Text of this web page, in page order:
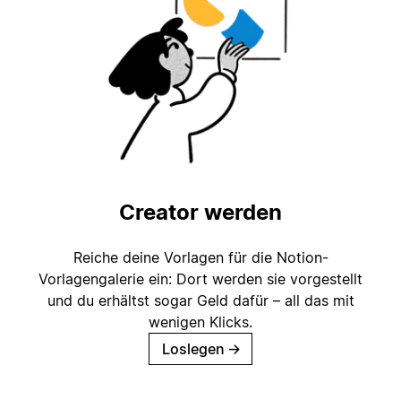
Creator werden
Reiche deine Vorlagen für die Notion-
Vorlagengalerie ein: Dort werden sie vorgestellt
und du erhältst sogar Geld dafür – all das mit
wenigen Klicks.
Loslegen →